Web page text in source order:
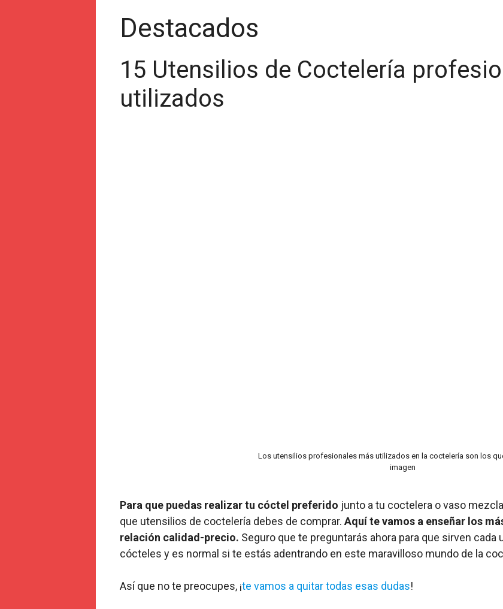
Destacados
15 Utensilios de Coctelería
utilizados
Los utensilios profesionales más utilizados en la coctelería son los
imagen
Para que puedas realizar tu cóctel preferido junto a tu coctelera o vaso
que utensilios de coctelería debes de comprar. Aquí te vamos a enseñar los
relación calidad-precio. Seguro que te preguntarás ahora para que sirven
cócteles y es normal si te estás adentrando en este maravilloso mundo de la
Así que no te preocupes, ¡te vamos a quitar todas esas dudas!